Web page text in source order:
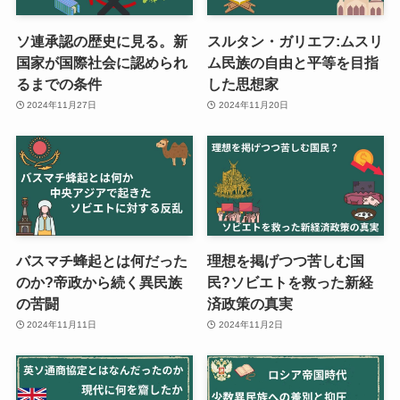
ソ連承認の歴史に見る。新
国家が国際社会に認められ
るまでの条件
2024年11月27日
スルタン・ガリエフ:ムスリ
ム民族の自由と平等を目指
した思想家
2024年11月20日
バスマチ蜂起とは何だった
のか?帝政から続く異民族
の苦闘
2024年11月11日
理想を掲げつつ苦しむ国
民?ソビエトを救った新経
済政策の真実
2024年11月2日